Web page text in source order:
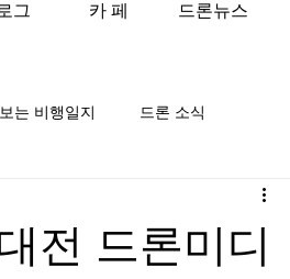
그 카 페 드론뉴스
는 비행일지 드론 소식
전 드론미디